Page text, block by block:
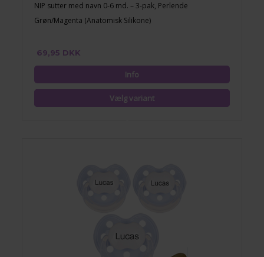
NIP sutter med navn 0-6 md. – 3-pak, Perlende
Grøn/Magenta (Anatomisk Silikone)
69,95 DKK